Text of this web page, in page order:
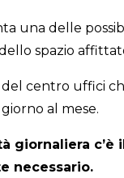
una delle
spazio
centro uffici
al mese.
necessario.